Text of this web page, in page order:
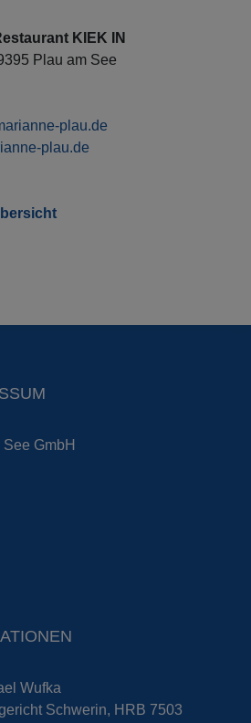
KIEK IN
Plau am See
plau.de
plau.de
GmbH
Wufka
Schwerin, HRB 7503